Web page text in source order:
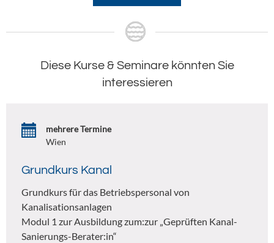
Diese Kurse & Seminare könnten Sie
interessieren
mehrere Termine
Wien
Grundkurs Kanal
Grundkurs für das Betriebspersonal von
Kanalisationsanlagen
Modul 1 zur Ausbildung zum:zur „Geprüften Kanal-
Sanierungs-Berater:in“